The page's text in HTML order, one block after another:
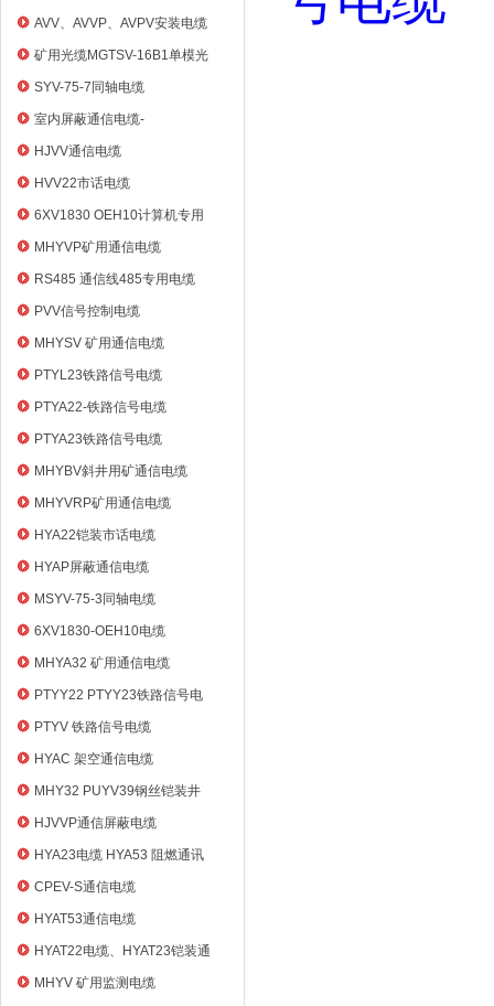
AVV、AVVP、AVPV安装电缆
矿用光缆MGTSV-16B1单模光
纤
SYV-75-7同轴电缆
室内屏蔽通信电缆-
HYVP_HYYP
HJVV通信电缆
HVV22市话电缆
6XV1830 OEH10计算机专用
电缆
MHYVP矿用通信电缆
RS485 通信线485专用电缆
PVV信号控制电缆
MHYSV 矿用通信电缆
PTYL23铁路信号电缆
PTYA22-铁路信号电缆
PTYA23铁路信号电缆
MHYBV斜井用矿通信电缆
MHYVRP矿用通信电缆
HYA22铠装市话电缆
HYAP屏蔽通信电缆
MSYV-75-3同轴电缆
6XV1830-OEH10电缆
MHYA32 矿用通信电缆
PTYY22 PTYY23铁路信号电
缆
PTYV 铁路信号电缆
HYAC 架空通信电缆
MHY32 PUYV39钢丝铠装井
筒信号电缆
HJVVP通信屏蔽电缆
HYA23电缆 HYA53 阻燃通讯
电缆
CPEV-S通信电缆
HYAT53通信电缆
HYAT22电缆、HYAT23铠装通
信电缆
MHYV 矿用监测电缆